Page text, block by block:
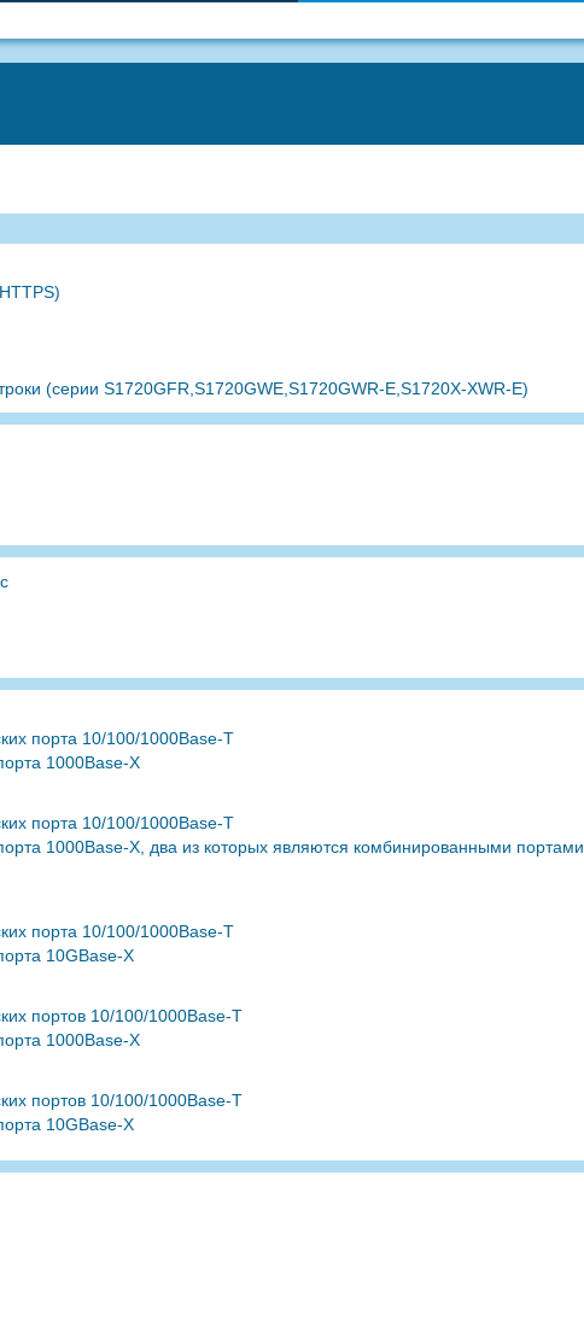
(серии S1720GFR,S1720GWE,S1720GWR-E,S1720X-XWR-E)
порта 10/100/1000Base-T
1000Base-X
порта 10/100/1000Base-T
1000Base-X, два из которых являются комбинированными портами
порта 10/100/1000Base-T
10GBase-X
портов 10/100/1000Base-T
1000Base-X
портов 10/100/1000Base-T
10GBase-X